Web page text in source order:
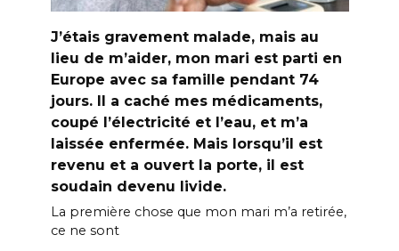
J’étais gravement malade, mais au
lieu de m’aider, mon mari est parti en
Europe avec sa famille pendant 74
jours. Il a caché mes médicaments,
coupé l’électricité et l’eau, et m’a
laissée enfermée. Mais lorsqu’il est
revenu et a ouvert la porte, il est
soudain devenu livide.
La première chose que mon mari m’a retirée,
ce ne sont